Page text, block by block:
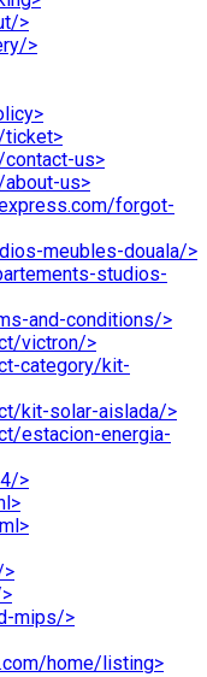
>
>
ticket>
us>
us>
forgot-
meubles-douala/>
studios-
and-conditions/>
victron/>
category/kit-
kit-solar-aislada/>
estacion-energia-
>
mips/>
home/listing>